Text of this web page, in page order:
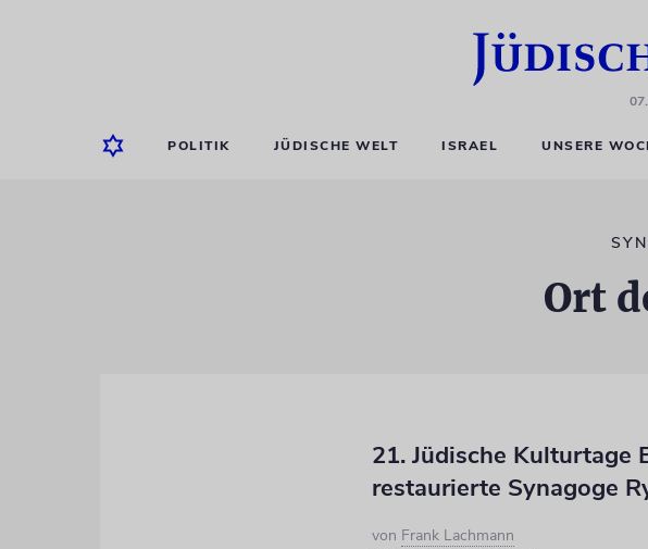
POLITIK JÜDISCHE WELT ISRAEL UNSERE
Ort
21. Jüdische Kulturtage
restaurierte Synagoge
von Frank Lachmann